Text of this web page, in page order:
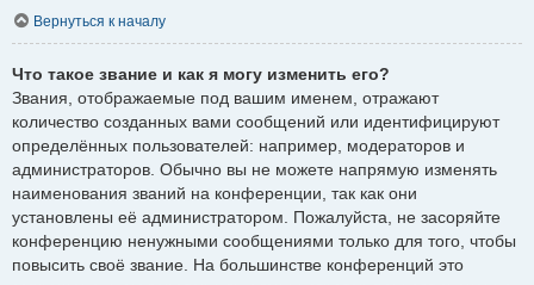
Вернуться к началу
Что такое звание и как я могу изменить его?
Звания, отображаемые под вашим именем, отражают
количество созданных вами сообщений или идентифицируют
определённых пользователей: например, модераторов и
администраторов. Обычно вы не можете напрямую изменять
наименования званий на конференции, так как они
установлены её администратором. Пожалуйста, не засоряйте
конференцию ненужными сообщениями только для того, чтобы
повысить своё звание. На большинстве конференций это